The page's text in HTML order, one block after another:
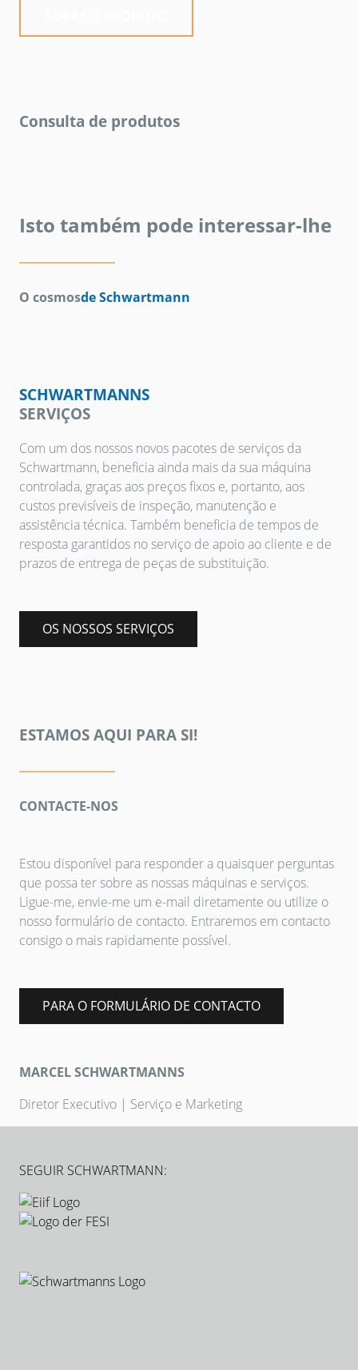
Consulta de produtos
Isto também pode interessar-lhe
O cosmosde Schwartmann
SCHWARTMANNS
SERVIÇOS
Com um dos nossos novos pacotes de serviços da
Schwartmann, beneficia ainda mais da sua máquina
controlada, graças aos preços fixos e, portanto, aos
custos previsíveis de inspeção, manutenção e
assistência técnica. Também beneficia de tempos de
resposta garantidos no serviço de apoio ao cliente e de
prazos de entrega de peças de substituição.
OS NOSSOS SERVIÇOS
ESTAMOS AQUI PARA SI!
CONTACTE-NOS
Estou disponível para responder a quaisquer perguntas
que possa ter sobre as nossas máquinas e serviços.
Ligue-me, envie-me um e-mail diretamente ou utilize o
nosso formulário de contacto. Entraremos em contacto
consigo o mais rapidamente possível.
PARA O FORMULÁRIO DE CONTACTO
MARCEL SCHWARTMANNS
Diretor Executivo | Serviço e Marketing
SEGUIR SCHWARTMANN: